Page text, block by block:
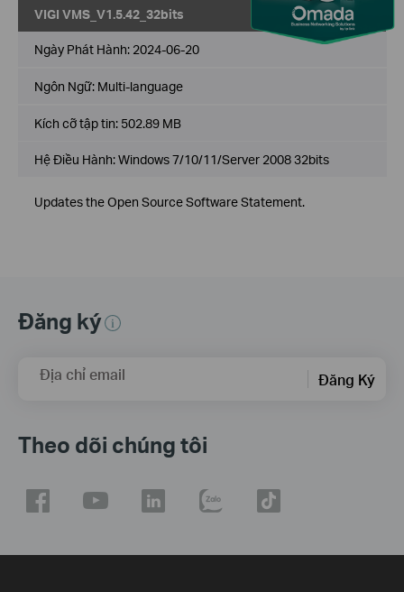
VIGI VMS_V1.5.42_32bits
Ngày Phát Hành: 2024-06-20
Ngôn Ngữ: Multi-language
Kích cỡ tập tin: 502.89 MB
Hệ Điều Hành: Windows 7/10/11/Server 2008 32bits
Updates the Open Source Software Statement.
Đăng ký
Địa chỉ email Đăng Ký
Theo dõi chúng tôi